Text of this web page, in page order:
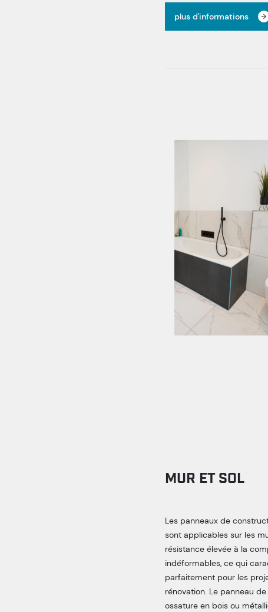
plus d'informations
MUR ET SOL
Les panneaux de
sont applicables sur les
résistance élevée à la
indéformables, ce qui
parfaitement pour les
rénovation. Le panneau
ossature en bois ou